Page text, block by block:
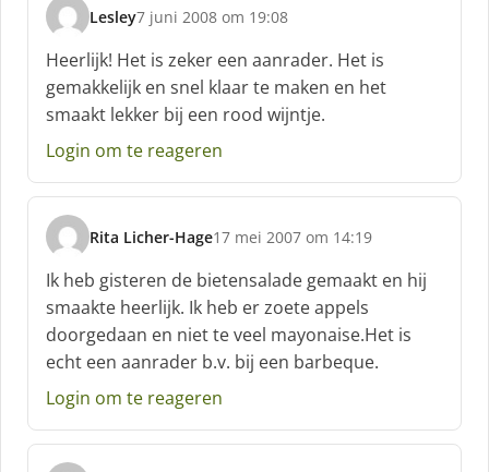
Lesley
s
c
h
r
e
e
:
7 juni 2008 om 19:08
Heerlijk! Het is zeker een aanrader. Het is
gemakkelijk en snel klaar te maken en het
smaakt lekker bij een rood wijntje.
Login om te reageren
Rita Licher-Hage
s
c
h
r
e
e
:
17 mei 2007 om 14:19
Ik heb gisteren de bietensalade gemaakt en hij
smaakte heerlijk. Ik heb er zoete appels
doorgedaan en niet te veel mayonaise.Het is
echt een aanrader b.v. bij een barbeque.
Login om te reageren